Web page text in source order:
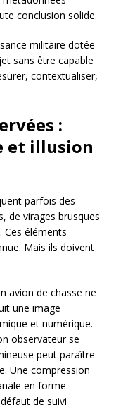
conclusion solide.
militaire dotée
sans être capable
contextualiser,
:
et illusion
parfois des
de virages brusques
Ces éléments
Mais ils doivent
avion de chasse ne
une image
et numérique.
observateur se
peut paraître
Une compression
en forme
de suivi